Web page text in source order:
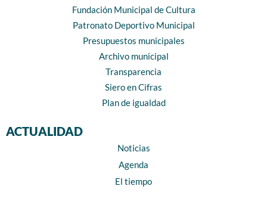
Fundación Municipal de Cultura
Patronato Deportivo Municipal
Presupuestos municipales
Archivo municipal
Transparencia
Siero en Cifras
Plan de igualdad
ACTUALIDAD
Noticias
Agenda
El tiempo